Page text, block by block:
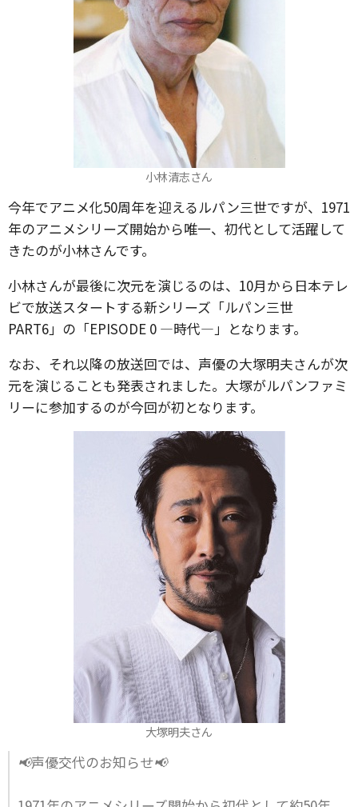
小林清志さん
今年でアニメ化50周年を迎えるルパン三世ですが、1971
年のアニメシリーズ開始から唯一、初代として活躍して
きたのが小林さんです。
小林さんが最後に次元を演じるのは、10月から日本テレ
ビで放送スタートする新シリーズ「ルパン三世
PART6」の「EPISODE 0 ―時代―」となります。
なお、それ以降の放送回では、声優の大塚明夫さんが次
元を演じることも発表されました。大塚がルパンファミ
リーに参加するのが今回が初となります。
大塚明夫さん
📢声優交代のお知らせ📢